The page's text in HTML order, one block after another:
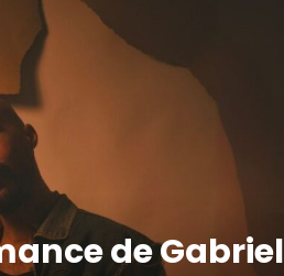
de Gabriel